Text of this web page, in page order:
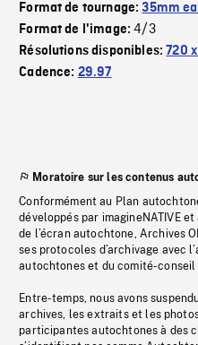
Format de tournage:35mm
Format de l'image:4/3
Résolutions disponibles:720
Cadence: 29.97
Moratoire sur les contenus
Conformément au Plan
développés par imagineNATIVE
de l’écran autochtone, Archives
ses protocoles d’archivage avec
autochtones et du comité-conseil
Entre-temps, nous avons
archives, les extraits et les
participantes autochtones à des